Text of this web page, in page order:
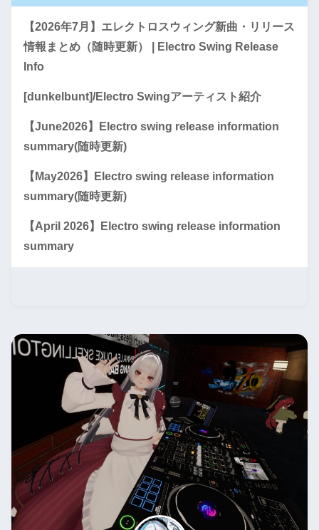
【2026年7月】エレクトロスウィング新曲・リリース
情報まとめ（随時更新） | Electro Swing Release
Info
[dunkelbunt]/Electro Swingアーティスト紹介
【June2026】Electro swing release information
summary(随時更新)
【May2026】Electro swing release information
summary(随時更新)
【April 2026】Electro swing release information
summary